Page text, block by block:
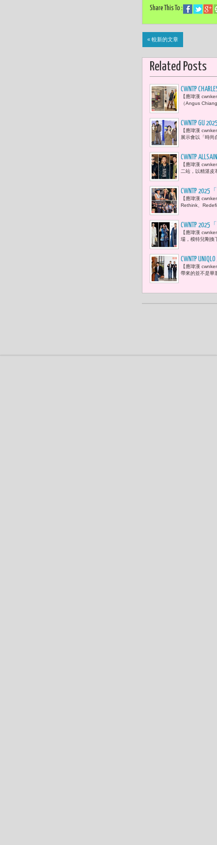
Share This To :
« 較新的文章
Related Posts
CWNTP
受當餘料
【應瑋漢
（Angus
CWNTP
【應瑋漢
展示會以「時尚
CWNTP
搖滾氛圍
【應瑋漢
二站，以精湛皮
CWNTP
我再次體
【應瑋漢
Rethink、
CWNTP
邀約臺灣設
【應瑋漢
場，模特兒剛換
CWNTP
很愜意。
【應瑋漢
帶來的並不是華